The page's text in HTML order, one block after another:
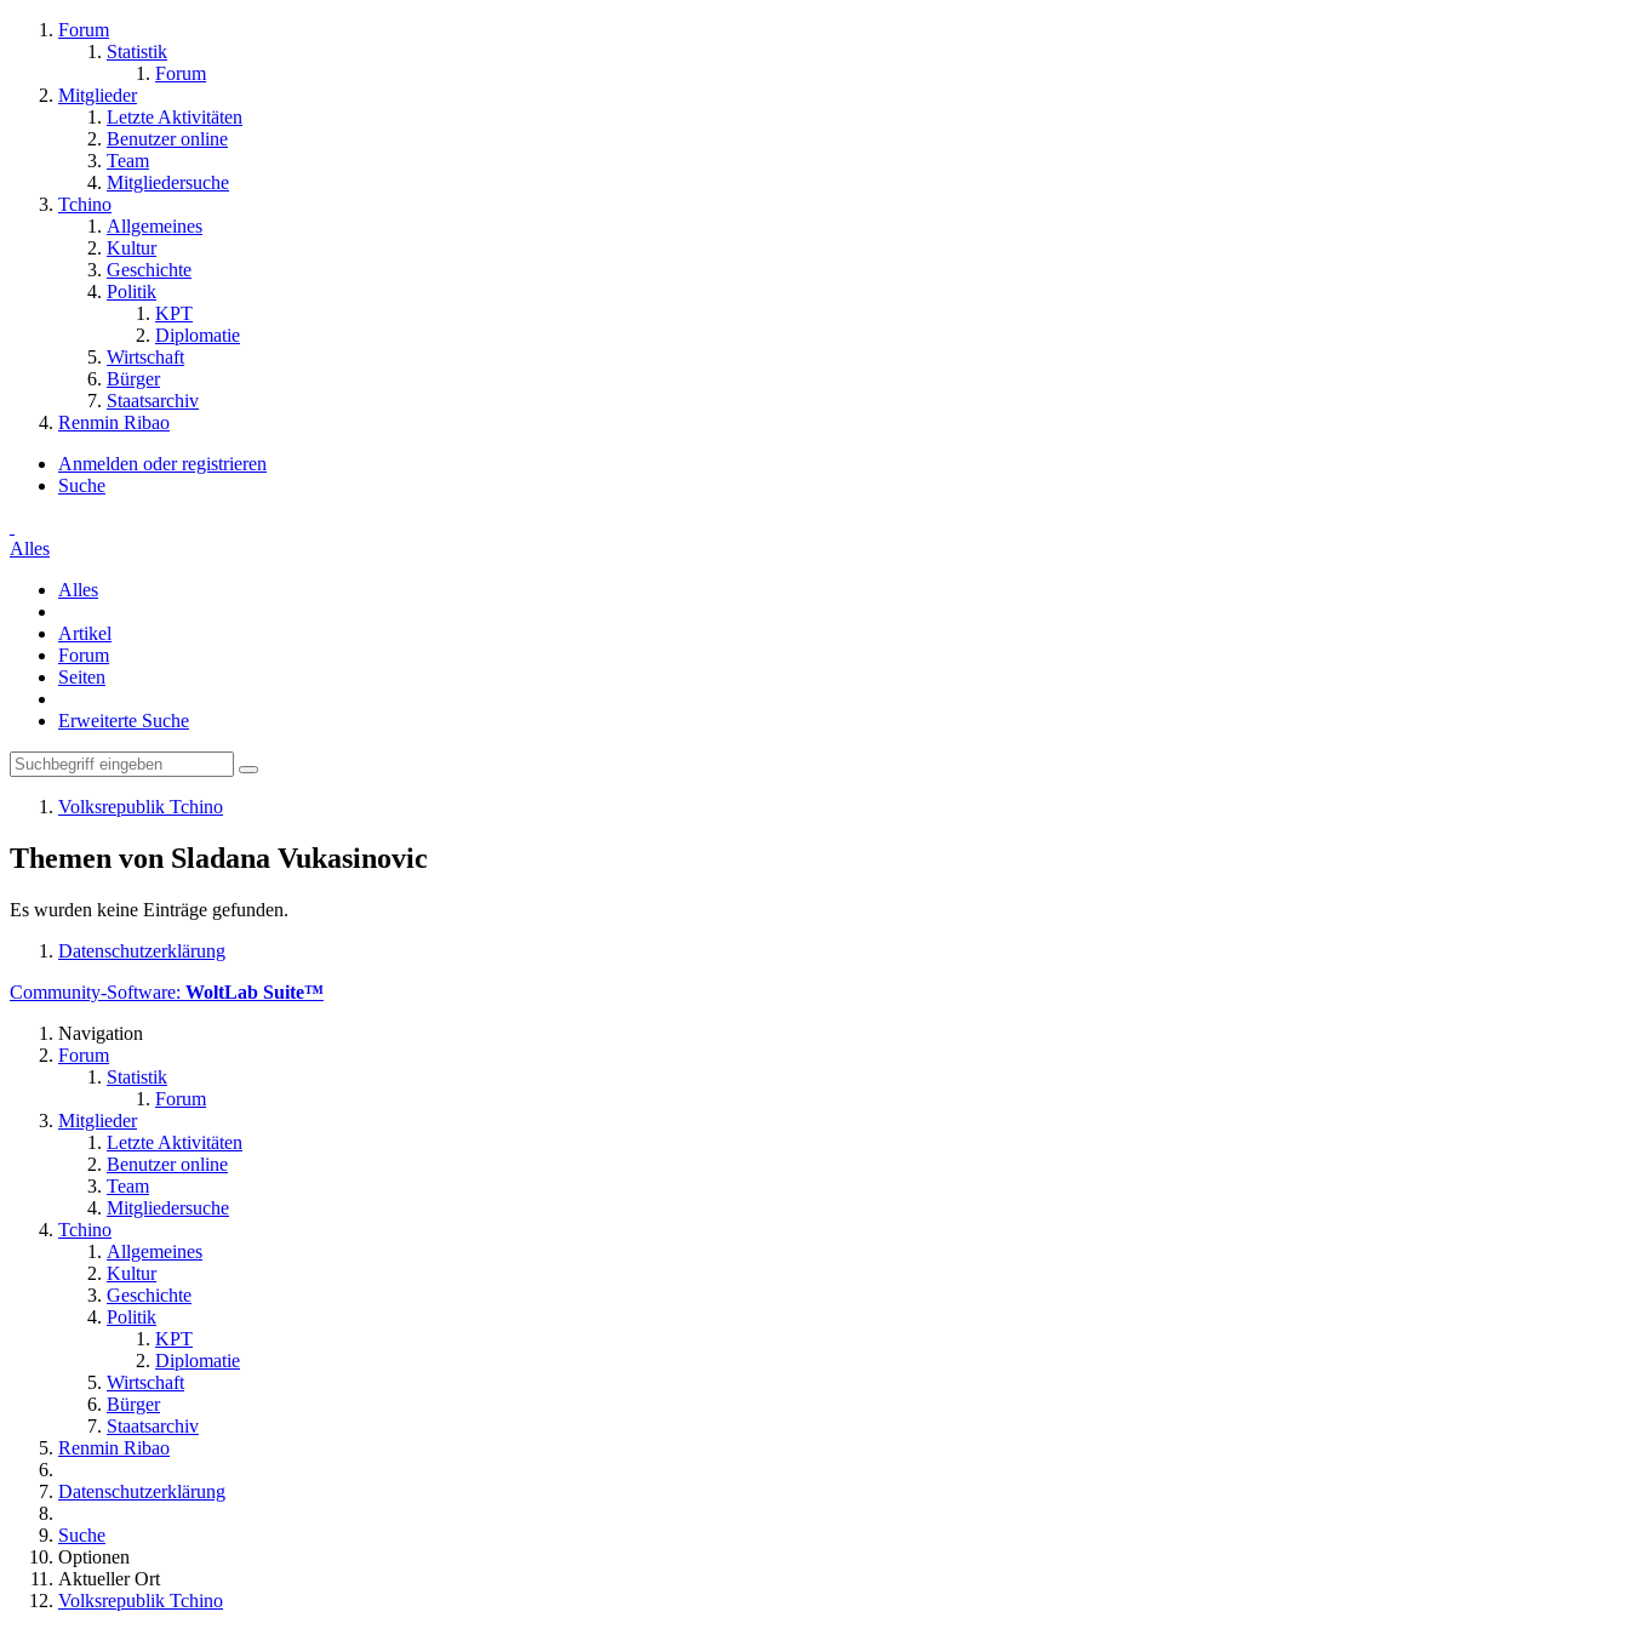
Forum
Statistik
Forum
Mitglieder
Letzte Aktivitäten
Benutzer online
Team
Mitgliedersuche
Tchino
Allgemeines
Kultur
Geschichte
Politik
KPT
Diplomatie
Wirtschaft
Bürger
Staatsarchiv
Renmin Ribao
Anmelden oder registrieren
Suche
Alles
Alles
Artikel
Forum
Seiten
Erweiterte Suche
Volksrepublik Tchino
Themen von Sladana Vukasinovic
Es wurden keine Einträge gefunden.
Datenschutzerklärung
Community-Software: WoltLab Suite™
Navigation
Forum
Statistik
Forum
Mitglieder
Letzte Aktivitäten
Benutzer online
Team
Mitgliedersuche
Tchino
Allgemeines
Kultur
Geschichte
Politik
KPT
Diplomatie
Wirtschaft
Bürger
Staatsarchiv
Renmin Ribao
Datenschutzerklärung
Suche
Optionen
Aktueller Ort
Volksrepublik Tchino